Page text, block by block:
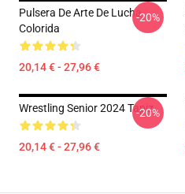
Pulsera De Arte De Lucha
Colorida
20,14 € - 27,96 €
-20%
Wrestling Senior 2024 Tapiz
20,14 € - 27,96 €
-20%